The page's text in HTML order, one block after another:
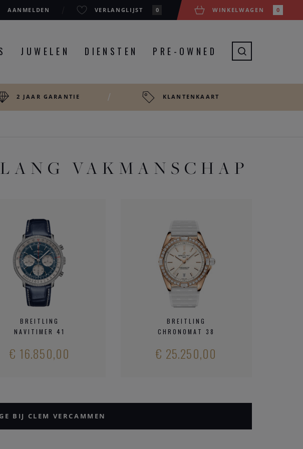
AANMELDEN VERLANGLIJST 0 WINKELWAGEN 0
JUWELEN DIENSTEN PRE-OWNED
2 JAAR GARANTIE KLANTENKAART
VAKMANSCHAP
BREITLING
NAVITIMER 41
€ 16.850,00
BREITLING
CHRONOMAT 38
€ 25.250,00
BIJ CLEM VERCAMMEN